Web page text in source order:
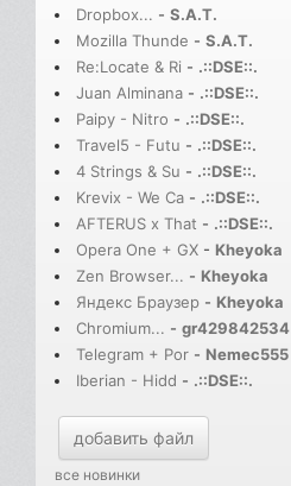
Dropbox... - S.A.T.
Mozilla Thunde - S.A.T.
Re:Locate & Ri - .::DSE::.
Juan Alminana - .::DSE::.
Paipy - Nitro - .::DSE::.
Travel5 - Futu - .::DSE::.
4 Strings & Su - .::DSE::.
Krevix - We Ca - .::DSE::.
AFTERUS x That - .::DSE::.
Opera One + GX - Kheyoka
Zen Browser... - Kheyoka
Яндекс Браузер - Kheyoka
Chromium... - gr429842534
Telegram + Por - Nemec555
Iberian - Hidd - .::DSE::.
добавить файл
все новинки